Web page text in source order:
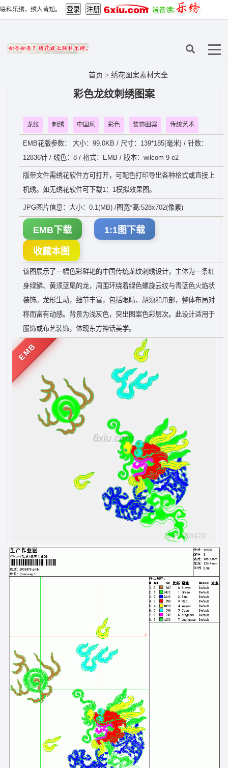
联科乐绣，绣人皆知。
首页 > 绣花图案素材大全
彩色龙纹刺绣图案
龙纹 刺绣 中国风 彩色 装饰图案 传统艺术
EMB花版参数： 大小：99.0KB / 尺寸：139*185[毫米] / 针数：
12836针 / 线色：8 / 格式：EMB / 版本：wilcom 9-e2
版带文件需绣花软件方可打开，可配色打印导出各种格式或直接上
机绣。如无绣花软件可下载1：1模拟效果图。
JPG图片信息：大小：0.1(MB) /图宽*高:528x702(像素)
EMB下载 1:1图下载
收藏本图
该图展示了一幅色彩鲜艳的中国传统龙纹刺绣设计，主体为一条红
身绿鳞、黄须蓝尾的龙，周围环绕着绿色螺旋云纹与青蓝色火焰状
装饰。龙形生动，细节丰富，包括眼睛、胡须和爪部，整体布局对
称而富有动感。背景为浅灰色，突出图案色彩层次。此设计适用于
服饰或布艺装饰，体现东方神话美学。
EMB